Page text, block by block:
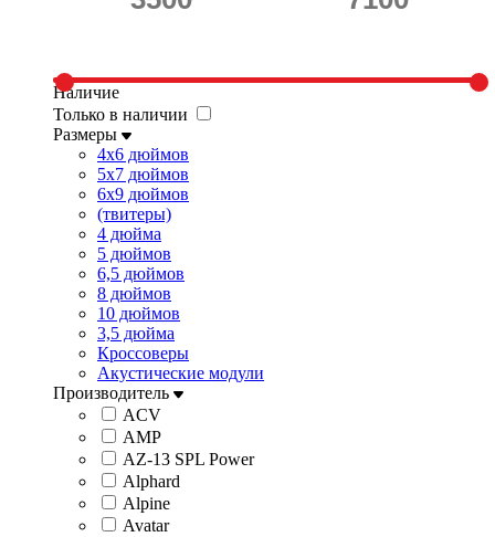
Наличие
Только в наличии
Размеры
4x6 дюймов
5x7 дюймов
6x9 дюймов
(твитеры)
4 дюйма
5 дюймов
6,5 дюймов
8 дюймов
10 дюймов
3,5 дюйма
Кроссоверы
Акустические модули
Производитель
ACV
AMP
AZ-13 SPL Power
Alphard
Alpine
Avatar